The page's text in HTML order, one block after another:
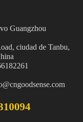
Guangzhou
ciudad de Tanbu,